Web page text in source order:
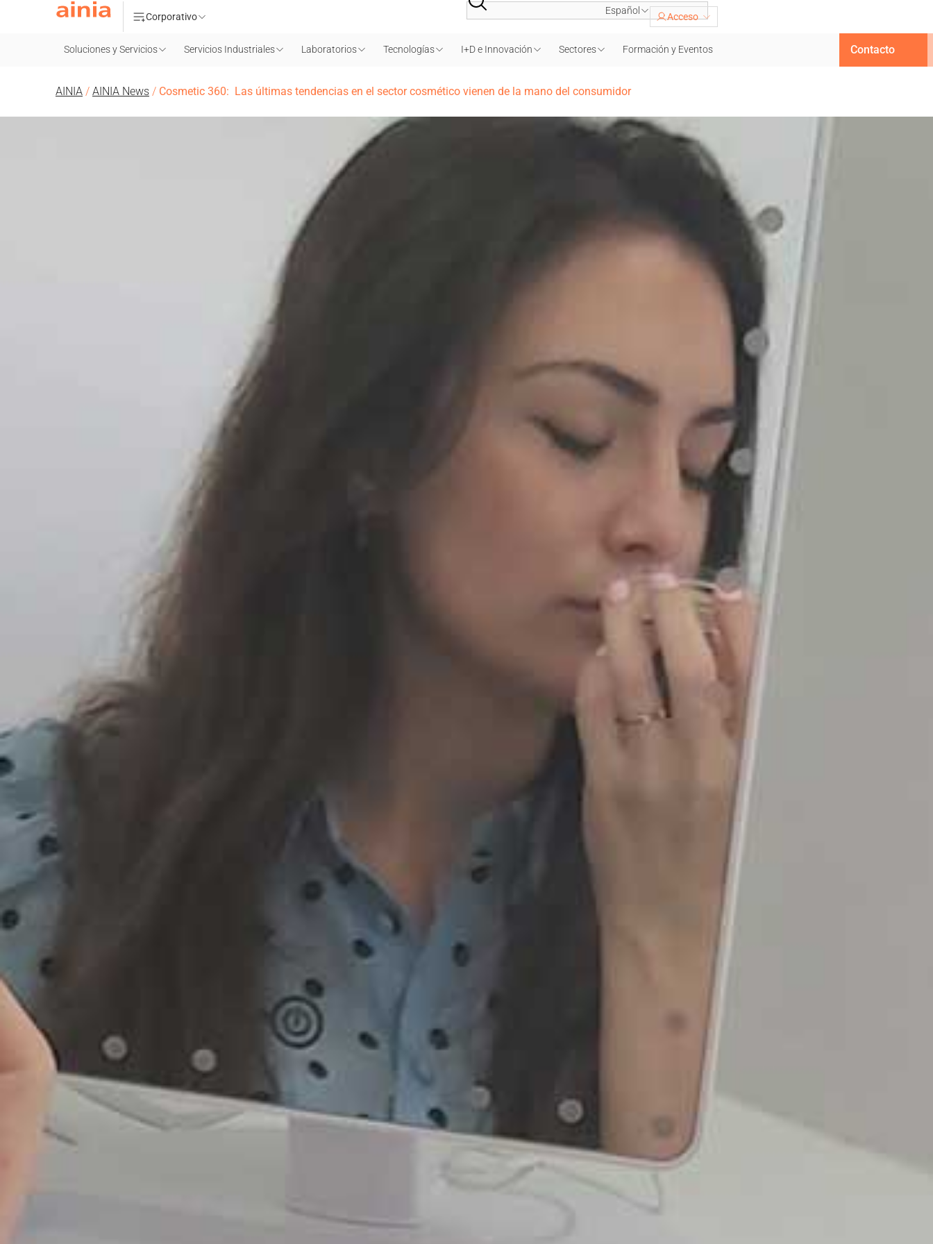
Corporativo
Español
Acceso
Soluciones y Servicios Servicios Industriales Laboratorios Tecnologías I+D e Innovación Sectores Formación y Eventos Contacto
AINIA / AINIA News / Cosmetic 360: Las últimas tendencias en el sector cosmético vienen de la mano del consumidor